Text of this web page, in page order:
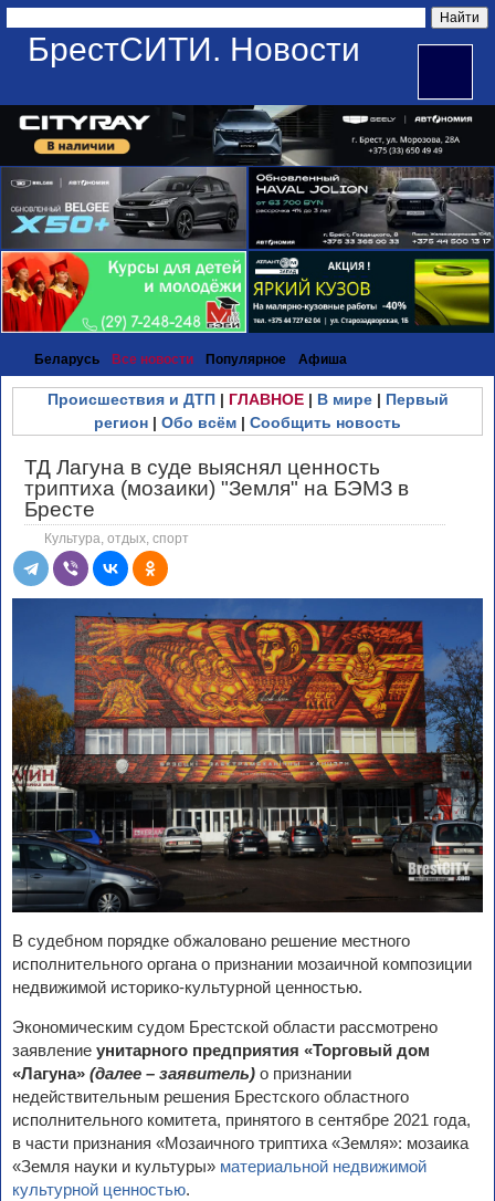
БрестСИТИ. Новости
Беларусь Все новости Популярное Афиша
Происшествия и ДТП| ГЛАВНОЕ| В мире| Первый
регион | Обо всём | Сообщить новость
ТД Лагуна в суде выяснял ценность
триптиха (мозаики) "Земля" на БЭМЗ в
Бресте
Культура, отдых, спорт
В судебном порядке обжаловано решение местного
исполнительного органа о признании мозаичной композиции
недвижимой историко-культурной ценностью.
Экономическим судом Брестской области рассмотрено
заявление унитарного предприятия «Торговый дом
«Лагуна» (далее – заявитель) о признании
недействительным решения Брестского областного
исполнительного комитета, принятого в сентябре 2021 года,
в части признания «Мозаичного триптиха «Земля»: мозаика
«Земля науки и культуры» материальной недвижимой
культурной ценностью.